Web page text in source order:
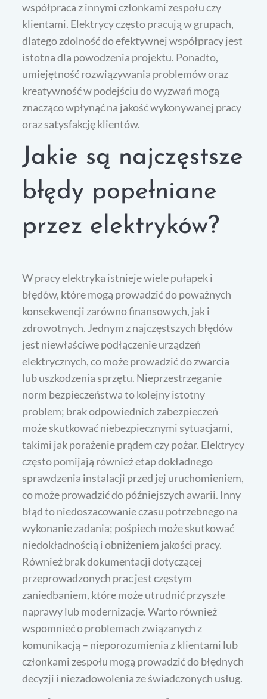
współpraca z innymi członkami zespołu czy
klientami. Elektrycy często pracują w grupach,
dlatego zdolność do efektywnej współpracy jest
istotna dla powodzenia projektu. Ponadto,
umiejętność rozwiązywania problemów oraz
kreatywność w podejściu do wyzwań mogą
znacząco wpłynąć na jakość wykonywanej pracy
oraz satysfakcję klientów.
Jakie są najczęstsze
błędy popełniane
przez elektryków?
W pracy elektryka istnieje wiele pułapek i
błędów, które mogą prowadzić do poważnych
konsekwencji zarówno finansowych, jak i
zdrowotnych. Jednym z najczęstszych błędów
jest niewłaściwe podłączenie urządzeń
elektrycznych, co może prowadzić do zwarcia
lub uszkodzenia sprzętu. Nieprzestrzeganie
norm bezpieczeństwa to kolejny istotny
problem; brak odpowiednich zabezpieczeń
może skutkować niebezpiecznymi sytuacjami,
takimi jak porażenie prądem czy pożar. Elektrycy
często pomijają również etap dokładnego
sprawdzenia instalacji przed jej uruchomieniem,
co może prowadzić do późniejszych awarii. Inny
błąd to niedoszacowanie czasu potrzebnego na
wykonanie zadania; pośpiech może skutkować
niedokładnością i obniżeniem jakości pracy.
Również brak dokumentacji dotyczącej
przeprowadzonych prac jest częstym
zaniedbaniem, które może utrudnić przyszłe
naprawy lub modernizacje. Warto również
wspomnieć o problemach związanych z
komunikacją – nieporozumienia z klientami lub
członkami zespołu mogą prowadzić do błędnych
decyzji i niezadowolenia ze świadczonych usług.